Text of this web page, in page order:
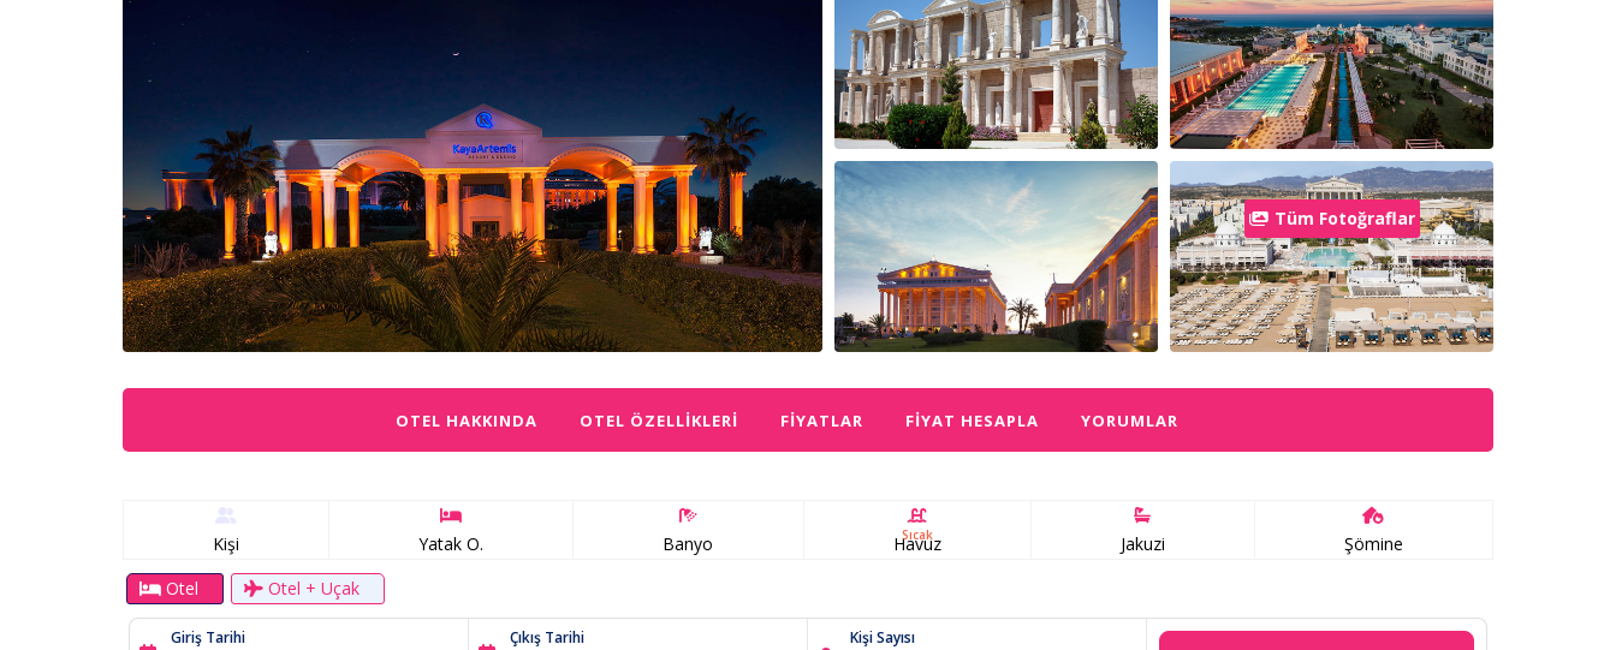
Tüm Fotoğraflar
OTEL HAKKINDA OTEL ÖZELLIKLERI FIYATLAR FIYAT HESAPLA YORUMLAR
Kişi Yatak O. Banyo Sıcak
Havuz Jakuzi
Şömine
Otel
Otel + Uçak
Giriş Tarihi Çıkış Tarihi Kişi Sayısı